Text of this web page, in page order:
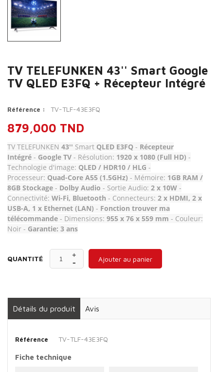
TV TELEFUNKEN 43'' Smart Google
TV QLED E3FQ + Récepteur Intégré
Référence : TV-TLF-43E3FQ
879,000 TND
TV TELEFUNKEN 43'' Smart QLED E3FQ - Récepteur
Intégré - Google TV - Résolution: 1920 x 1080 (Full HD) -
Technologie d'image: QLED / HDR10 / HLG -
Processeur: Quad-Core A55 (1.5GHz) - Mémoire: 1GB RAM /
8GB Stockage - Dolby Audio - Sortie Audio: 2 x 10W -
Connectivité: Wi-Fi, Bluetooth - Connecteurs: 2 x HDMI, 2 x
USB-A, 1 x Ethernet (LAN) - Fonction trouver ma
télécommande - Dimensions: 955 x 76 x 559 mm - Couleur:
Noir - Garantie: 3 ans
QUANTITÉ Ajouter au panier
Détails du produit Avis
Référence TV-TLF-43E3FQ
Fiche technique